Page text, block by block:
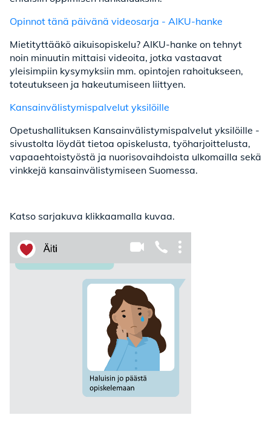
Opinnot tänä päivänä videosarja - AIKU-hanke
Mietityttääkö aikuisopiskelu? AIKU-hanke on tehnyt
noin minuutin mittaisi videoita, jotka vastaavat
yleisimpiin kysymyksiin mm. opintojen rahoitukseen,
toteutukseen ja hakeutumiseen liittyen.
Kansainvälistymispalvelut yksilöille
Opetushallituksen Kansainvälistymispalvelut yksilöille -
sivustolta löydät tietoa opiskelusta, työharjoittelusta,
vapaaehtoistyöstä ja nuorisovaihdoista ulkomailla sekä
vinkkejä kansainvälistymiseen Suomessa.
Katso sarjakuva klikkaamalla kuvaa.